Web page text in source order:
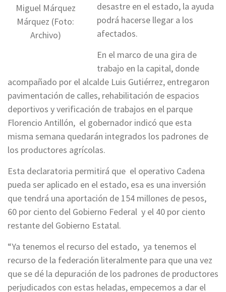
Miguel Márquez
Márquez (Foto:
Archivo)
desastre en el estado, la ayuda
podrá hacerse llegar a los
afectados.
En el marco de una gira de
trabajo en la capital, donde
acompañado por el alcalde Luis Gutiérrez, entregaron
pavimentación de calles, rehabilitación de espacios
deportivos y verificación de trabajos en el parque
Florencio Antillón, el gobernador indicó que esta
misma semana quedarán integrados los padrones de
los productores agrícolas.
Esta declaratoria permitirá que el operativo Cadena
pueda ser aplicado en el estado, esa es una inversión
que tendrá una aportación de 154 millones de pesos,
60 por ciento del Gobierno Federal y el 40 por ciento
restante del Gobierno Estatal.
“Ya tenemos el recurso del estado, ya tenemos el
recurso de la federación literalmente para que una vez
que se dé la depuración de los padrones de productores
perjudicados con estas heladas, empecemos a dar el